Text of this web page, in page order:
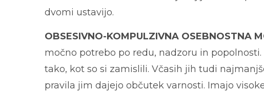
dvomi ustavijo.
OBSESIVNO-KOMPULZIVNA OSEBNOSTNA
močno potrebo po redu, nadzoru in
tako, kot so si zamislili. Včasih jih tudi
pravila jim dajejo občutek varnosti. Imajo